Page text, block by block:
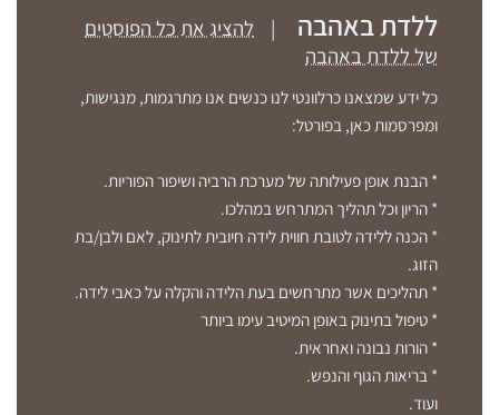
ללדת באהבה |
להציג את כל הפוסטים
של ללדת באהבה
כל ידע שמצאנו כרלוונטי לנו כנשים אנו מתרגמות, מנגישות,
ומפרסמות כאן, בפורטל:
* הבנת אופן פעילותה של מערכת הרביה ושיפור הפוריות.
* הריון וכל תהליך המתרחש במהלכו.
* הכנה ללידה לטובת חווית לידה חיובית לתינוק, לאם ולבן/בת
הזוג.
* תהליכים אשר מתרחשים בעת הלידה והקלה על כאבי לידה.
* טיפול בתינוק באופן המיטיב עימו ביותר
* הורות נבונה ואחראית.
* בריאות הגוף והנפש.
ועוד.